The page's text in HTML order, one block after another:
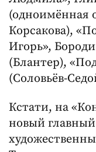
(одноимённая
Корсакова),
Игорь»,
(Блантер),
(Соловьёв-
Кстати, на
новый